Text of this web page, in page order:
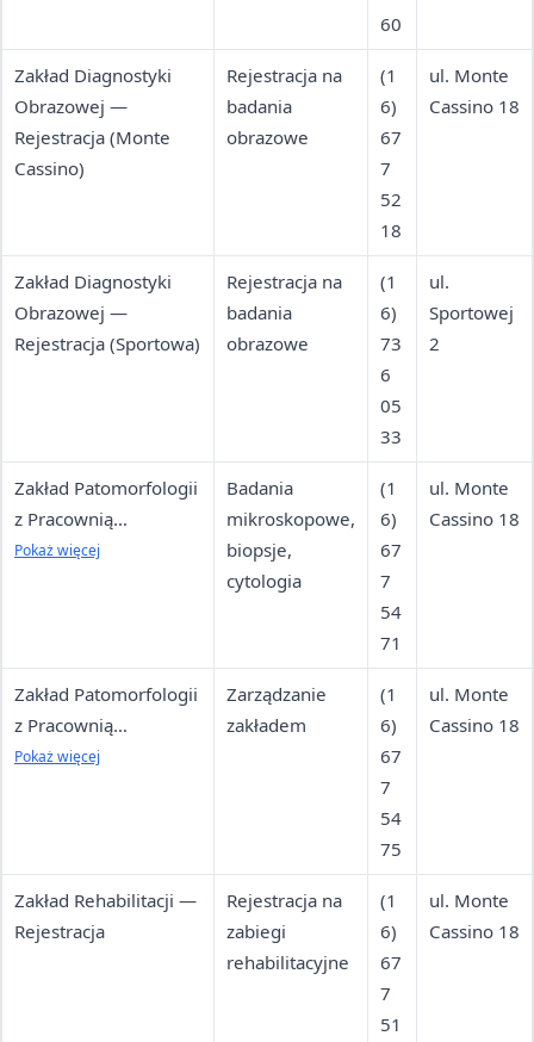
60
Zakład Diagnostyki
Obrazowej —
Rejestracja (Monte
Cassino)
Rejestracja na
badania
obrazowe
(1
6)
67
7
52
18
ul. Monte
Cassino 18
Zakład Diagnostyki
Obrazowej —
Rejestracja (Sportowa)
Rejestracja na
badania
obrazowe
(1
6)
73
6
05
33
ul.
Sportowej
2
Zakład Patomorfologii
z Pracownią
Histopatologii i
Pokaż więcej
Badania
mikroskopowe,
biopsje,
cytologia
(1
6)
67
7
54
71
ul. Monte
Cassino 18
Zakład Patomorfologii
z Pracownią
Histopatologii i
Pokaż więcej
Zarządzanie
zakładem
(1
6)
67
7
54
75
ul. Monte
Cassino 18
Zakład Rehabilitacji —
Rejestracja
Rejestracja na
zabiegi
rehabilitacyjne
(1
6)
67
7
51
ul. Monte
Cassino 18